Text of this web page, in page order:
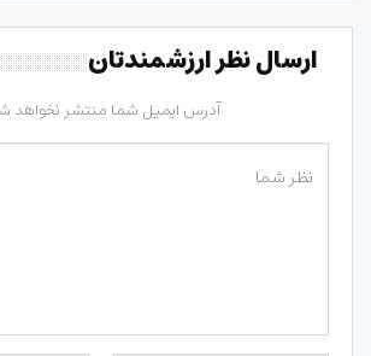
ارسال نظر ارزشمندتان
آدرس ایمیل شما منتشر نخواهد